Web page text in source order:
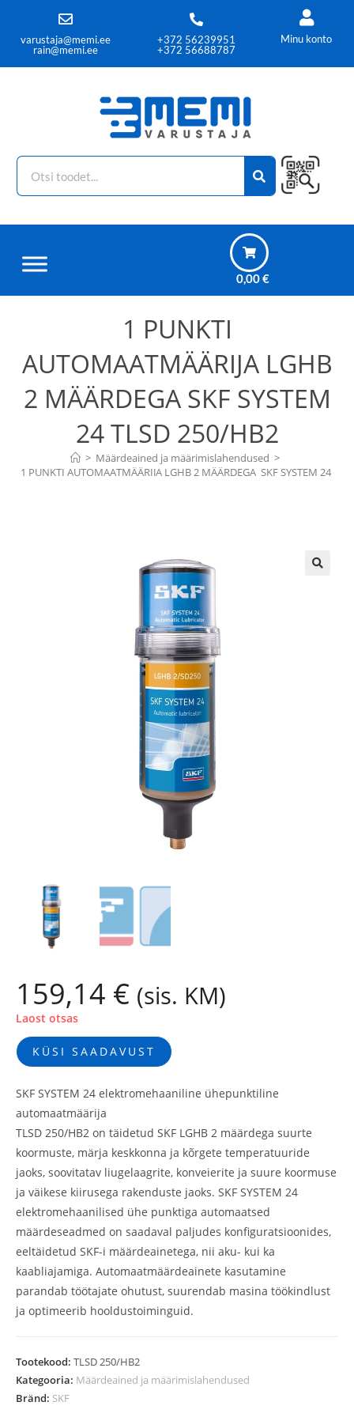
varustaja@memi.ee
rain@memi.ee
+372 56239951
+372 56688787
Minu konto
0,00€
1 PUNKTI
AUTOMAATMÄÄRIJA LGHB
2 MÄÄRDEGA SKF SYSTEM
24 TLSD 250/HB2
> Määrdeained ja määrimislahendused >
1 PUNKTI AUTOMAATMÄÄRIJA LGHB 2 MÄÄRDEGA  SKF SYSTEM 24
159,14 € (sis. KM)
Laost otsas
KÜSI SAADAVUST
SKF SYSTEM 24 elektromehaaniline ühepunktiline
automaatmäärija
TLSD 250/HB2 on täidetud SKF LGHB 2 määrdega suurte
koormuste, märja keskkonna ja kõrgete temperatuuride
jaoks, soovitatav liugelaagrite, konveierite ja suure koormuse
ja väikese kiirusega rakenduste jaoks. SKF SYSTEM 24
elektromehaanilised ühe punktiga automaatsed
määrdeseadmed on saadaval paljudes konfiguratsioonides,
eeltäidetud SKF-i määrdeainetega, nii aku- kui ka
kaabliajamiga. Automaatmäärdeainete kasutamine
parandab töötajate ohutust, suurendab masina töökindlust
ja optimeerib hooldustoiminguid.
Tootekood: TLSD 250/HB2
Kategooria: Määrdeained ja määrimislahendused
Bränd: SKF